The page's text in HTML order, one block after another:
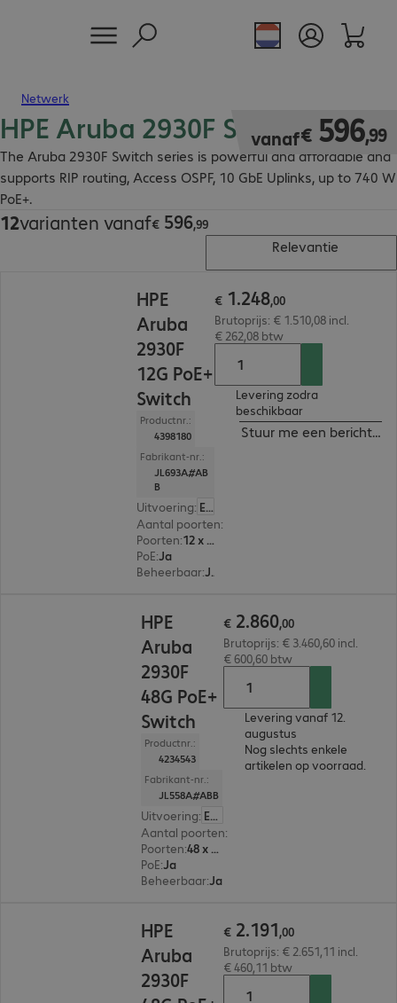
Netwerk
HPE Aruba 2930F Switch
The Aruba 2930F Switch series is powerful and affordable and
supports RIP routing, Access OSPF, 10 GbE Uplinks, up to 740 W
PoE+.
vanaf€ 596,99
€ 596,99
12varianten vanaf€ 596,99
€ 596,99
Relevantie
HPE
Aruba
2930F
12G PoE+
Switch
Productnr.:
4398180
Fabrikant-nr.:
JL693A#AB
B
Uitvoering: Europa
Aantal poorten:
Poorten:
12 x 10/100/1000 RJ45
PoE:Ja
Beheerbaar: Ja
€ 1.248,00
Brutoprijs: € 1.510,08 incl.
€ 262,08 btw
Levering zodra
beschikbaar
Stuur me een bericht
HPE
Aruba
2930F
48G PoE+
Switch
Productnr.:
4234543
Fabrikant-nr.:
JL558A#ABB
Uitvoering: Europa
Aantal poorten:
Poorten:
48 x 10/100/1000 RJ45
PoE:Ja
Beheerbaar:Ja
€ 2.860,00
Brutoprijs: € 3.460,60 incl.
€ 600,60 btw
Levering vanaf 12.
augustus
Nog slechts enkele
artikelen op voorraad.
HPE
Aruba
2930F
€ 2.191,00
Brutoprijs: € 2.651,11 incl.
€ 460,11 btw